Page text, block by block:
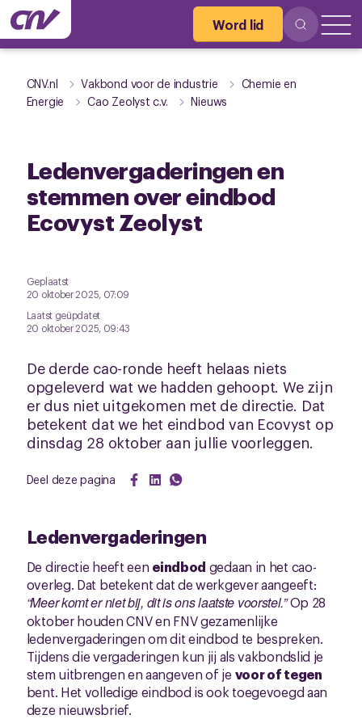
Word lid
CNV.nl Vakbond voor de industrie
Chemie en
Energie
Cao Zeolyst c.v. Nieuws
Ledenvergaderingen en
stemmen over eindbod
Ecovyst Zeolyst
Geplaatst
20 oktober 2025, 07:09
Laatst geüpdatet
20 oktober 2025, 09:43
De derde cao-ronde heeft helaas niets
opgeleverd wat we hadden gehoopt. We zijn
er dus niet uitgekomen met de directie. Dat
betekent dat we het eindbod van Ecovyst op
dinsdag 28 oktober aan jullie voorleggen.
Deel deze pagina
Ledenvergaderingen
De directie heeft een eindbod gedaan in het cao-
overleg. Dat betekent dat de werkgever aangeeft:
“Meer komt er niet bij, dit is ons laatste voorstel.”Op 28
oktober houden CNV en FNV gezamenlijke
ledenvergaderingen om dit eindbod te bespreken.
Tijdens die vergaderingen kun jij als vakbondslid je
stem uitbrengen en aangeven of je voor of tegen
bent. Het volledige eindbod is ook toegevoegd aan
deze nieuwsbrief.